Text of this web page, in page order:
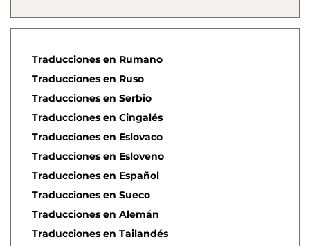
Traducciones en Rumano
Traducciones en Ruso
Traducciones en Serbio
Traducciones en Cingalés
Traducciones en Eslovaco
Traducciones en Esloveno
Traducciones en Español
Traducciones en Sueco
Traducciones en Alemán
Traducciones en Tailandés